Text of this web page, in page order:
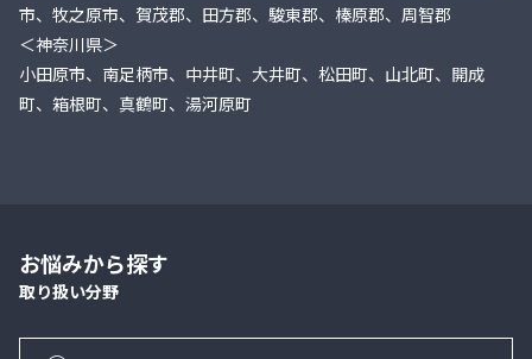
市、牧之原市、賀茂郡、田方郡、駿東郡、榛原郡、周智郡
＜神奈川県＞
小田原市、南足柄市、中井町、大井町、松田町、山北町、開成
町、箱根町、真鶴町、湯河原町
お悩みから探す
取り扱い分野